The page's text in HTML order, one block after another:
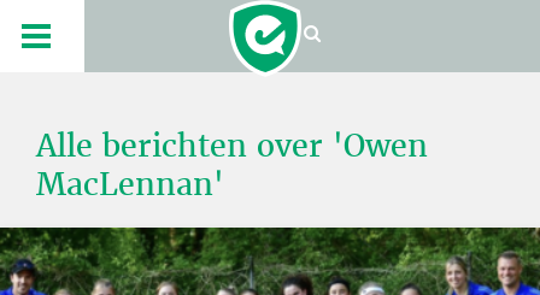
Alle berichten over 'Owen
MacLennan'